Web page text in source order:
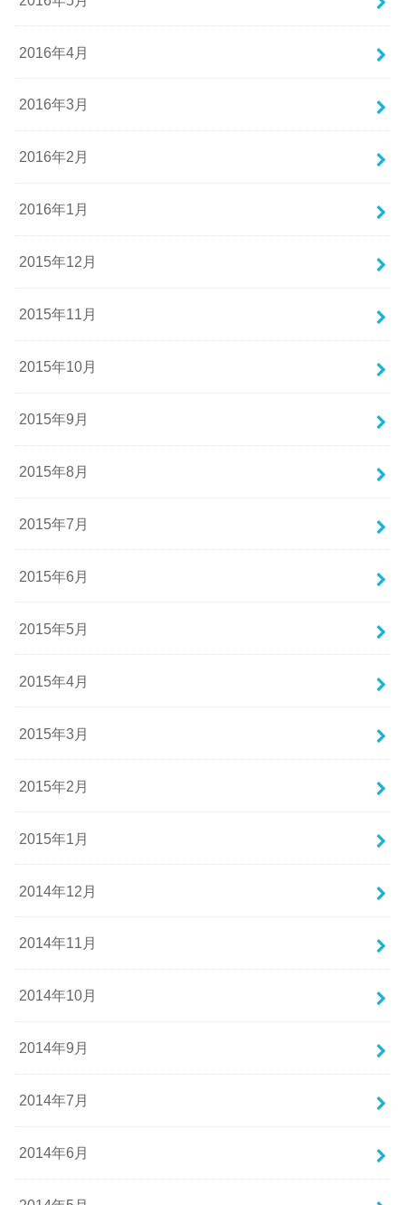
2016年4月
2016年3月
2016年2月
2016年1月
2015年12月
2015年11月
2015年10月
2015年9月
2015年8月
2015年7月
2015年6月
2015年5月
2015年4月
2015年3月
2015年2月
2015年1月
2014年12月
2014年11月
2014年10月
2014年9月
2014年7月
2014年6月